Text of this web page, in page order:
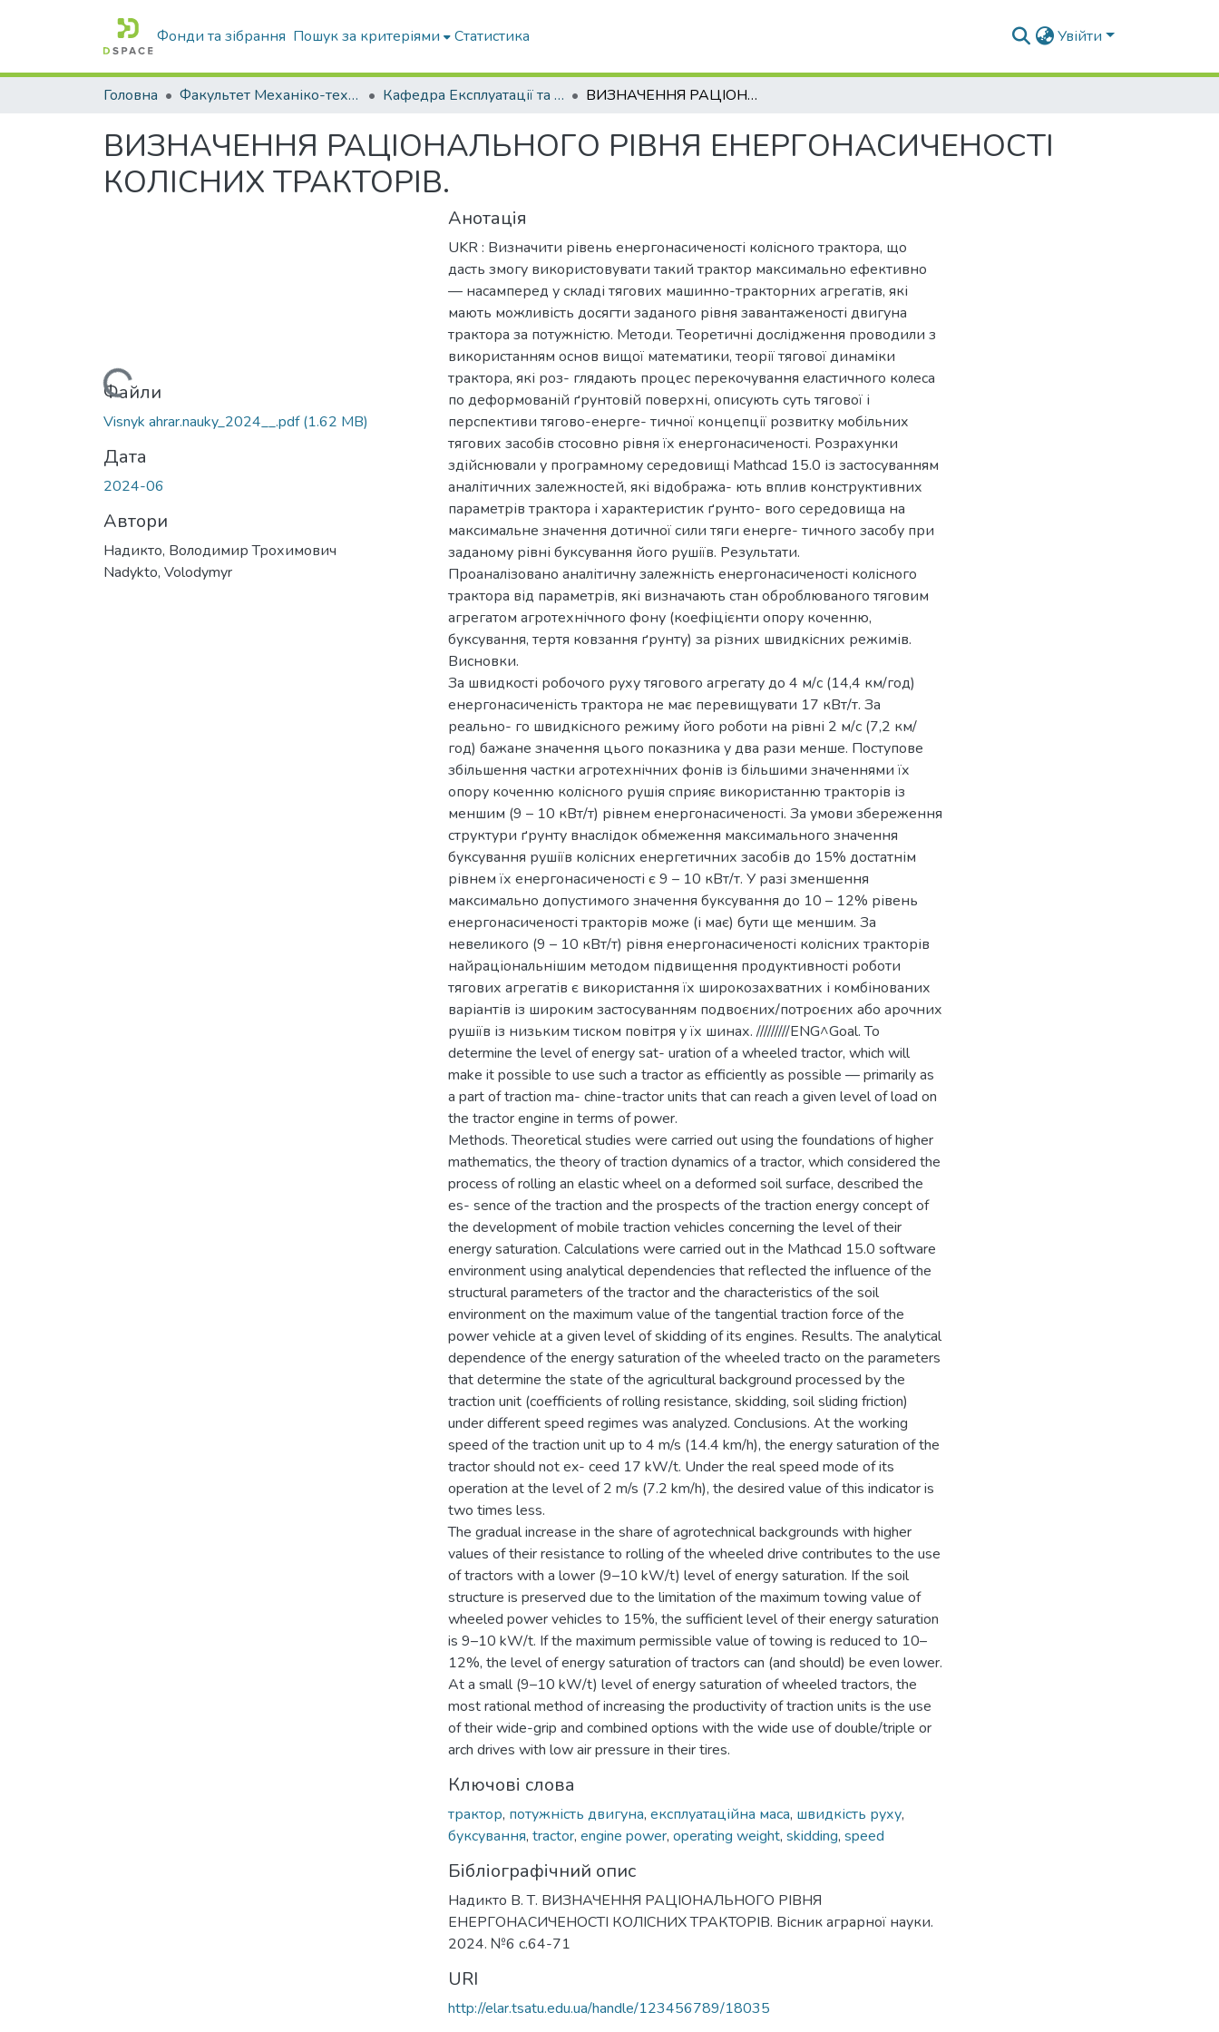
Фонди та зібрання Пошук за критеріями Статистика Увійти
Головна Факультет Механіко-технологічний Кафедра Експлуатації та технічного сервісу машин ВИЗНАЧЕННЯ РАЦІОНАЛЬНОГО РІВНЯ ЕНЕРГОНАСИЧЕНОСТІ КОЛІСНИХ ТРАКТОРІВ.
ВИЗНАЧЕННЯ РАЦІОНАЛЬНОГО РІВНЯ ЕНЕРГОНАСИЧЕНОСТІ
КОЛІСНИХ ТРАКТОРІВ.
Вантажиться...
Файли
Visnyk ahrar.nauky_2024__.pdf(1.62 MB)
Дата
2024-06
Автори
Надикто, Володимир Трохимович
Nadykto, Volodymyr
Анотація
UKR : Визначити рівень енергонасиченості колісного трактора, що
дасть змогу використовувати такий трактор максимально ефективно
— насамперед у складі тягових машинно-тракторних агрегатів, які
мають можливість досягти заданого рівня завантаженості двигуна
трактора за потужністю. Методи. Теоретичні дослідження проводили з
використанням основ вищої математики, теорії тягової динаміки
трактора, які роз- глядають процес перекочування еластичного колеса
по деформованій ґрунтовій поверхні, описують суть тягової і
перспективи тягово-енерге- тичної концепції розвитку мобільних
тягових засобів стосовно рівня їх енергонасиченості. Розрахунки
здійснювали у програмному середовищі Mathcad 15.0 із застосуванням
аналітичних залежностей, які відобража- ють вплив конструктивних
параметрів трактора і характеристик ґрунто- вого середовища на
максимальне значення дотичної сили тяги енерге- тичного засобу при
заданому рівні буксування його рушіїв. Результати.
Проаналізовано аналітичну залежність енергонасиченості колісного
трактора від параметрів, які визначають стан оброблюваного тяговим
агрегатом агротехнічного фону (коефіцієнти опору коченню,
буксування, тертя ковзання ґрунту) за різних швидкісних режимів.
Висновки.
За швидкості робочого руху тягового агрегату до 4 м/с (14,4 км/год)
енергонасиченість трактора не має перевищувати 17 кВт/т. За
реально- го швидкісного режиму його роботи на рівні 2 м/с (7,2 км/
год) бажане значення цього показника у два рази менше. Поступове
збільшення частки агротехнічних фонів із більшими значеннями їх
опору коченню колісного рушія сприяє використанню тракторів із
меншим (9 – 10 кВт/т) рівнем енергонасиченості. За умови збереження
структури ґрунту внаслідок обмеження максимального значення
буксування рушіїв колісних енергетичних засобів до 15% достатнім
рівнем їх енергонасиченості є 9 – 10 кВт/т. У разі зменшення
максимально допустимого значення буксування до 10 – 12% рівень
енергонасиченості тракторів може (і має) бути ще меншим. За
невеликого (9 – 10 кВт/т) рівня енергонасиченості колісних тракторів
найраціональнішим методом підвищення продуктивності роботи
тягових агрегатів є використання їх широкозахватних і комбінованих
варіантів із широким застосуванням подвоєних/потроєних або арочних
рушіїв із низьким тиском повітря у їх шинах. /////////ENG^Goal. To
determine the level of energy sat- uration of a wheeled tractor, which will
make it possible to use such a tractor as efficiently as possible — primarily as
a part of traction ma- chine-tractor units that can reach a given level of load on
the tractor engine in terms of power.
Methods. Theoretical studies were carried out using the foundations of higher
mathematics, the theory of traction dynamics of a tractor, which considered the
process of rolling an elastic wheel on a deformed soil surface, described the
es- sence of the traction and the prospects of the traction energy concept of
the development of mobile traction vehicles concerning the level of their
energy saturation. Calculations were carried out in the Mathcad 15.0 software
environment using analytical dependencies that reflected the influence of the
structural parameters of the tractor and the characteristics of the soil
environment on the maximum value of the tangential traction force of the
power vehicle at a given level of skidding of its engines. Results. The analytical
dependence of the energy saturation of the wheeled tracto on the parameters
that determine the state of the agricultural background processed by the
traction unit (coefficients of rolling resistance, skidding, soil sliding friction)
under different speed regimes was analyzed. Conclusions. At the working
speed of the traction unit up to 4 m/s (14.4 km/h), the energy saturation of the
tractor should not ex- ceed 17 kW/t. Under the real speed mode of its
operation at the level of 2 m/s (7.2 km/h), the desired value of this indicator is
two times less.
The gradual increase in the share of agrotechnical backgrounds with higher
values of their resistance to rolling of the wheeled drive contributes to the use
of tractors with a lower (9–10 kW/t) level of energy saturation. If the soil
structure is preserved due to the limitation of the maximum towing value of
wheeled power vehicles to 15%, the sufficient level of their energy saturation
is 9–10 kW/t. If the maximum permissible value of towing is reduced to 10–
12%, the level of energy saturation of tractors can (and should) be even lower.
At a small (9–10 kW/t) level of energy saturation of wheeled tractors, the
most rational method of increasing the productivity of traction units is the use
of their wide-grip and combined options with the wide use of double/triple or
arch drives with low air pressure in their tires.
Ключові слова
трактор, потужність двигуна, експлуатаційна маса, швидкість руху,
буксування, tractor, engine power, operating weight, skidding, speed
Бібліографічний опис
Надикто В. Т. ВИЗНАЧЕННЯ РАЦІОНАЛЬНОГО РІВНЯ
ЕНЕРГОНАСИЧЕНОСТІ КОЛІСНИХ ТРАКТОРІВ. Вісник аграрної науки.
2024. №6 с.64-71
URI
http://elar.tsatu.edu.ua/handle/123456789/18035